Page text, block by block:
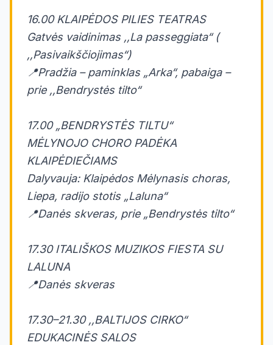
16.00 KLAIPĖDOS PILIES TEATRAS
Gatvės vaidinimas ,,La passeggiata“ (
,,Pasivaikščiojimas“)
📍Pradžia – paminklas „Arka“, pabaiga –
prie ,,Bendrystės tilto“
17.00 „BENDRYSTĖS TILTU“
MĖLYNOJO CHORO PADĖKA
KLAIPĖDIEČIAMS
Dalyvauja: Klaipėdos Mėlynasis choras,
Liepa, radijo stotis „Laluna“
📍Danės skveras, prie „Bendrystės tilto“
17.30 ITALIŠKOS MUZIKOS FIESTA SU
LALUNA
📍Danės skveras
17.30–21.30 ,,BALTIJOS CIRKO“
EDUKACINĖS SALOS